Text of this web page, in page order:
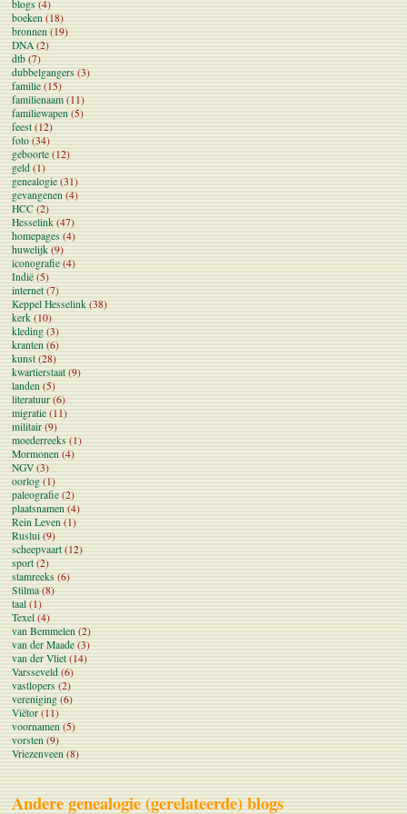
blogs (4)
boeken (18)
bronnen (19)
DNA (2)
dtb (7)
dubbelgangers (3)
familie (15)
familienaam (11)
familiewapen (5)
feest (12)
foto (34)
geboorte (12)
geld (1)
genealogie (31)
gevangenen (4)
HCC (2)
Hesselink (47)
homepages (4)
huwelijk (9)
iconografie (4)
Indië (5)
internet (7)
Keppel Hesselink (38)
kerk (10)
kleding (3)
kranten (6)
kunst (28)
kwartierstaat (9)
landen (5)
literatuur (6)
migratie (11)
militair (9)
moederreeks (1)
Mormonen (4)
NGV (3)
oorlog (1)
paleografie (2)
plaatsnamen (4)
Rein Leven (1)
Ruslui (9)
scheepvaart (12)
sport (2)
stamreeks (6)
Stilma (8)
taal (1)
Texel (4)
van Bemmelen (2)
van der Maade (3)
van der Vliet (14)
Varsseveld (6)
vastlopers (2)
vereniging (6)
Viëtor (11)
voornamen (5)
vorsten (9)
Vriezenveen (8)
Andere genealogie (gerelateerde) blogs